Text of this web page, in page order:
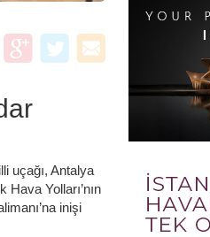
uçağı, Antalya
Yolları’nın
inişi